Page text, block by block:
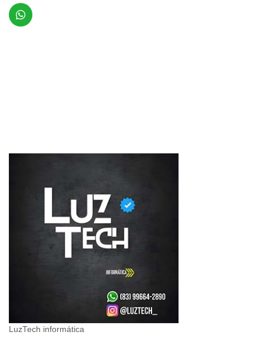
LuzTech informática